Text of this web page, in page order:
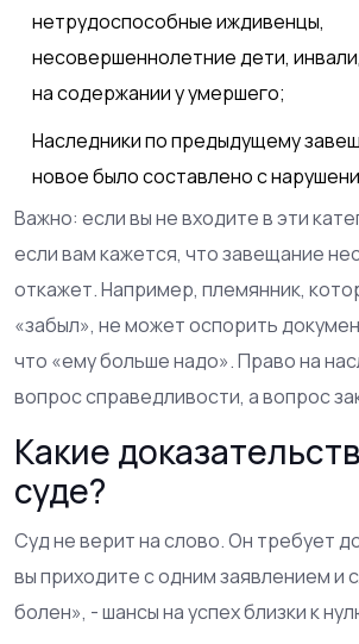
нетрудоспособные иждивенцы,
несовершеннолетние дети,
на содержании у умершего;
Наследники по предыдущему
новое было составлено с
Важно: если вы не входите в эти
если вам кажется, что завещание
откажет. Например, племянник,
«забыл», не может оспорить
что «ему больше надо». Право на
вопрос справедливости, а вопрос
Какие
суде?
Суд не верит на слово. Он требует
вы приходите с одним заявлением и
болен», - шансы на успех близки к